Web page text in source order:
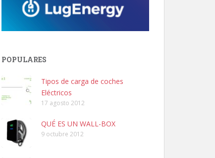
POPULARES
Tipos de carga de coches
Eléctricos
17 agosto 2012
QUÉ ES UN WALL-BOX
9 octubre 2012